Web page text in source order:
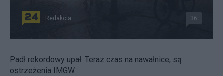
Redakcja 36
Padł rekordowy upał. Teraz czas na nawałnice, są
ostrzeżenia IMGW